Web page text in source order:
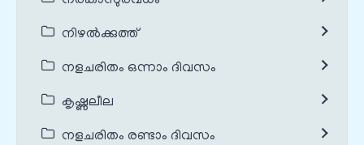
നിഴൽക്കുത്ത്
നളചരിതം ഒന്നാം ദിവസം
കൃഷ്ണലീല
നളചരിതം രണ്ടാം ദിവസം